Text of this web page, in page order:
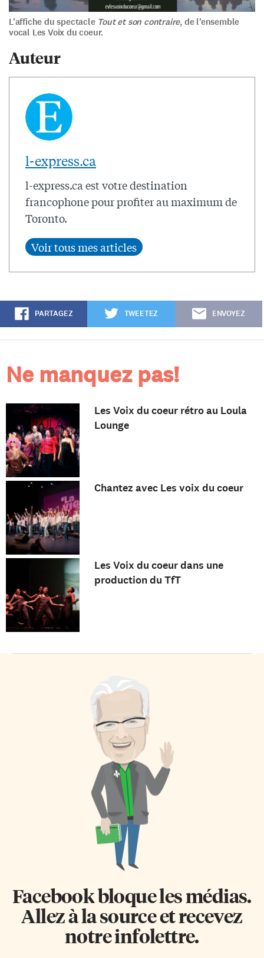
L’affiche du spectacle Tout et son contraire, de l’ensemble
vocal Les Voix du coeur.
Auteur
l-express.ca
l-express.ca est votre destination
francophone pour profiter au maximum de
Toronto.
PARTAGEZ TWEETEZ ENVOYEZ
Ne manquez pas!
Les Voix du coeur rétro au Loula
Lounge
Chantez avec Les voix du coeur
Les Voix du coeur dans une
production du TfT
Facebook bloque les médias.
Allez à la source et recevez
notre infolettre.